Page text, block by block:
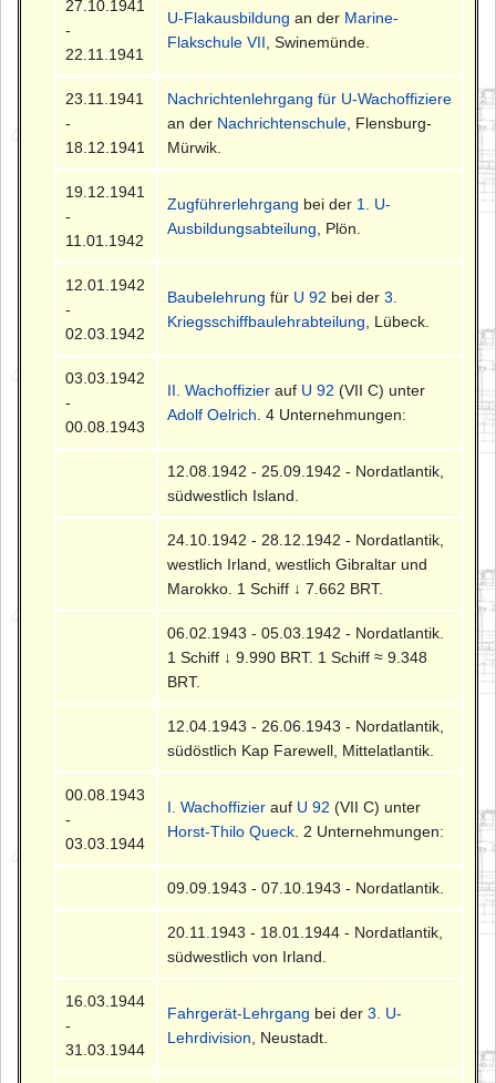
27.10.1941
-
22.11.1941
U-Flakausbildung an der Marine-
Flakschule VII , Swinemünde.
23.11.1941
-
18.12.1941
Nachrichtenlehrgang für U-Wachoffiziere
an der Nachrichtenschule , Flensburg-
Mürwik.
19.12.1941
-
11.01.1942
Zugführerlehrgang bei der 1. U-
Ausbildungsabteilung , Plön.
12.01.1942
-
02.03.1942
Baubelehrung für U 92 bei der3.
Kriegsschiffbaulehrabteilung , Lübeck.
03.03.1942
-
00.08.1943
II. Wachoffizier auf U 92 (VII C) unter
Adolf Oelrich . 4 Unternehmungen:
12.08.1942 - 25.09.1942 - Nordatlantik,
südwestlich Island.
24.10.1942 - 28.12.1942 - Nordatlantik,
westlich Irland, westlich Gibraltar und
Marokko. 1 Schiff ↓ 7.662 BRT.
06.02.1943 - 05.03.1942 - Nordatlantik.
1 Schiff ↓ 9.990 BRT. 1 Schiff ≈ 9.348
BRT.
12.04.1943 - 26.06.1943 - Nordatlantik,
südöstlich Kap Farewell, Mittelatlantik.
00.08.1943
-
03.03.1944
I. Wachoffizier auf U 92 (VII C) unter
Horst-Thilo Queck . 2 Unternehmungen:
09.09.1943 - 07.10.1943 - Nordatlantik.
20.11.1943 - 18.01.1944 - Nordatlantik,
südwestlich von Irland.
16.03.1944
-
31.03.1944
Fahrgerät-Lehrgang bei der3. U-
Lehrdivision , Neustadt.